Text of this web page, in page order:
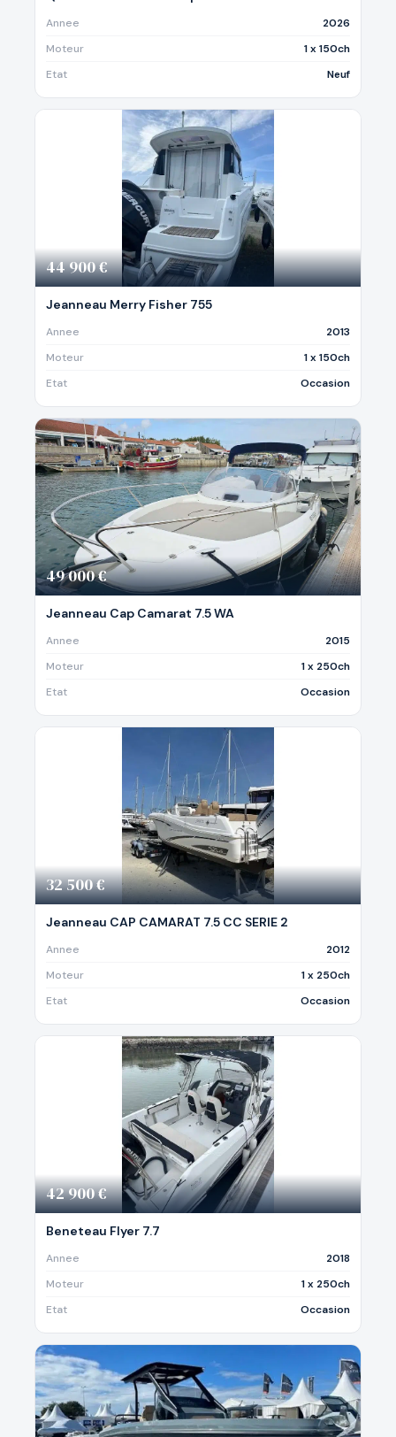
Annee
2026
Moteur
1 x 150ch
Etat
Neuf
44 900 €
Jeanneau Merry Fisher 755
Annee
2013
Moteur
1 x 150ch
Etat
Occasion
49 000 €
Jeanneau Cap Camarat 7.5 WA
Annee
2015
Moteur
1 x 250ch
Etat
Occasion
32 500 €
Jeanneau CAP CAMARAT 7.5 CC SERIE 2
Annee
2012
Moteur
1 x 250ch
Etat
Occasion
42 900 €
Beneteau Flyer 7.7
Annee
2018
Moteur
1 x 250ch
Etat
Occasion